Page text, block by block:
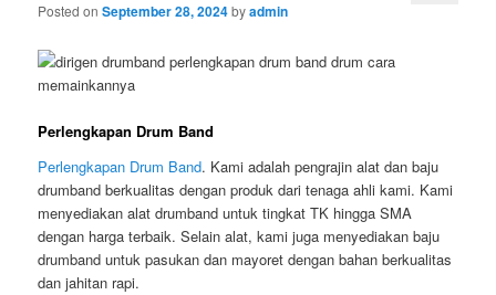
Posted onSeptember 28, 2024byadmin
Perlengkapan Drum Band
Perlengkapan Drum Band. Kami adalah pengrajin alat dan baju
drumband berkualitas dengan produk dari tenaga ahli kami. Kami
menyediakan alat drumband untuk tingkat TK hingga SMA
dengan harga terbaik. Selain alat, kami juga menyediakan baju
drumband untuk pasukan dan mayoret dengan bahan berkualitas
dan jahitan rapi.